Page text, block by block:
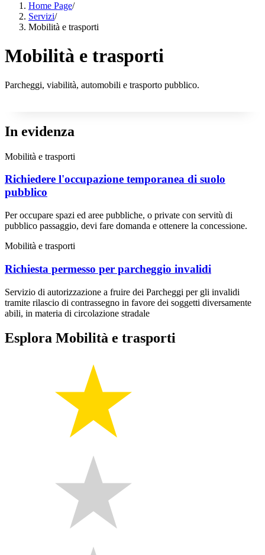
Home Page/
Servizi/
Mobilità e trasporti
Mobilità e trasporti
Parcheggi, viabilità, automobili e trasporto pubblico.
In evidenza
Mobilità e trasporti
Richiedere l'occupazione temporanea di suolo
pubblico
Per occupare spazi ed aree pubbliche, o private con servitù di
pubblico passaggio, devi fare domanda e ottenere la concessione.
Mobilità e trasporti
Richiesta permesso per parcheggio invalidi
Servizio di autorizzazione a fruire dei Parcheggi per gli invalidi
tramite rilascio di contrassegno in favore dei soggetti diversamente
abili, in materia di circolazione stradale
Esplora Mobilità e trasporti